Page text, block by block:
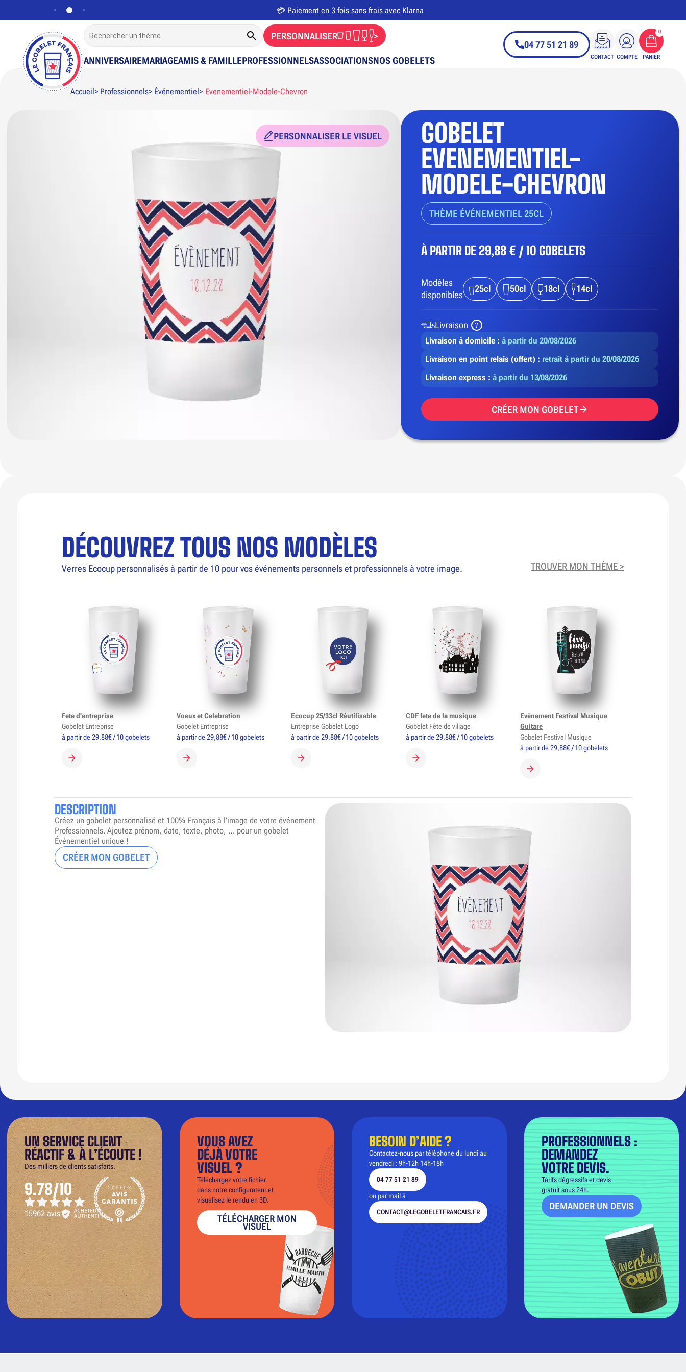
💳 Paiement en 3 fois sans frais avec Klarna
PERSONNALISER >
ANNIVERSAIREMARIAGEAMIS & FAMILLEPROFESSIONNELSASSOCIATIONSNOS GOBELETS
04 77 51 21 89
CONTACT COMPTE PANIER
0
Accueil Professionnels Événementiel Evenementiel-Modele-Chevron
PERSONNALISER LE VISUEL
GOBELET
EVENEMENTIEL-
MODELE-CHEVRON
THÈME ÉVÉNEMENTIEL 25CL
À PARTIR DE29,88 € / 10 GOBELETS
Modèles
disponibles
25cl 50cl 18cl 14cl
Livraison
Livraison à domicile :à partir du 20/08/2026
Livraison en point relais (offert) : retrait à partir du 20/08/2026
Livraison express :à partir du 13/08/2026
CRÉER MON GOBELET
DÉCOUVREZ TOUS NOS MODÈLES
Verres Ecocup personnalisés à partir de 10 pour vos événements personnels et professionnels à votre image. TROUVER MON THÈME >
à partir de 29,88€ / 10 gobelets
CRÉER MON GOBELET
Fete d'entreprise
Gobelet Entreprise
à partir de 29,88€ / 10 gobelets
CRÉER MON GOBELET
Voeux et Celebration
Gobelet Entreprise
à partir de 29,88€ / 10 gobelets
CRÉER MON GOBELET
Ecocup 25/33cl Réutilisable
Entreprise Gobelet Logo
à partir de 29,88€ / 10 gobelets
CRÉER MON GOBELET
CDF fete de la musique
Gobelet Fête de village
à partir de 29,88€ / 10 gobelets
CRÉER MON GOBELET
Evénement Festival Musique
Guitare
Gobelet Festival Musique
DESCRIPTION
Créez un gobelet personnalisé et 100% Français à l’image de votre événement
Professionnels. Ajoutez prénom, date, texte, photo, … pour un gobelet
Événementiel unique !
CRÉER MON GOBELET
UN SERVICE CLIENT
RÉACTIF & À L’ÉCOUTE !
Des milliers de clients satisfaits.
9.78/10
15962 avis
VOUS AVEZ
DÉJÀ VOTRE
VISUEL ?
Téléchargez votre fichier
dans notre configurateur et
visualisez le rendu en 3D.
TÉLÉCHARGER MON
VISUEL
BESOIN D’AIDE ?
Contactez-nous par téléphone du lundi au
vendredi : 9h-12h 14h-18h
04 77 51 21 89
ou par mail à
CONTACT@LEGOBELETFRANCAIS.FR
PROFESSIONNELS :
DEMANDEZ
VOTRE DEVIS.
Tarifs dégressifs et devis
gratuit sous 24h.
DEMANDER UN DEVIS